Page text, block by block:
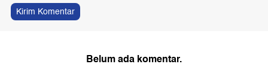
Kirim Komentar
Belum ada komentar.